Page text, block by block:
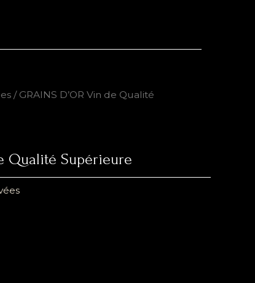
/ GRAINS D’OR Vin de Qualité
Qualité Supérieure